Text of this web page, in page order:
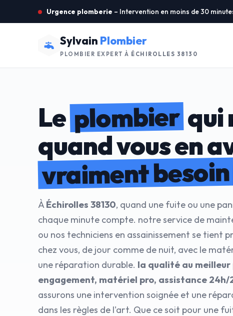
Urgence plomberie – Intervention en moins de 30
Sylvain Plombier
PLOMBIER EXPERT À ÉCHIROLLES 38130
Leplombierqui
quand vous en
vraiment besoin
ÀÉchirolles 38130, quand une fuite ou une
chaque minute compte. notre service de
ou nos techniciens en assainissement se tient
chez vous, de jour comme de nuit, avec le
une réparation durable. la qualité au meilleur
engagement, matériel pro, assistance 24h/
assurons une intervention soignée et une
dans les règles de l'art. Que ce soit pour une